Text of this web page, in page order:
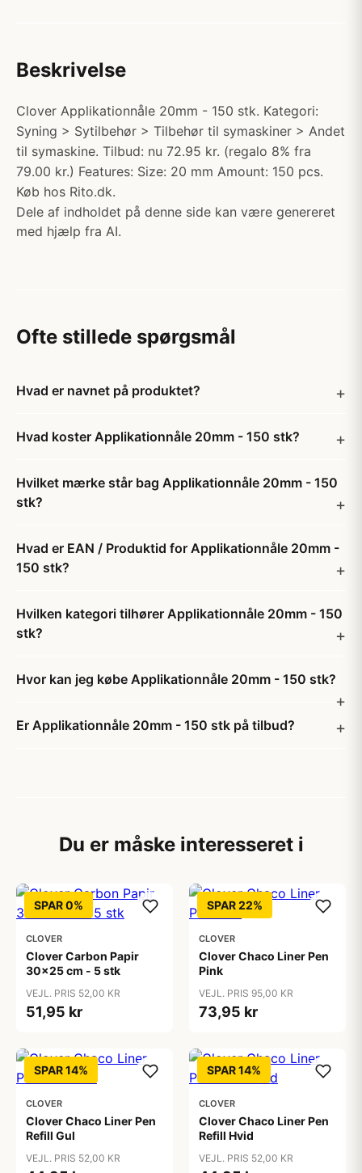
Beskrivelse
Clover Applikationnåle 20mm - 150 stk. Kategori:
Syning > Sytilbehør > Tilbehør til symaskiner > Andet
til symaskine. Tilbud: nu 72.95 kr. (regalo 8% fra
79.00 kr.) Features: Size: 20 mm Amount: 150 pcs.
Køb hos Rito.dk.
Dele af indholdet på denne side kan være genereret
med hjælp fra AI.
Ofte stillede spørgsmål
Hvad er navnet på produktet?
Hvad koster Applikationnåle 20mm - 150 stk?
Hvilket mærke står bag Applikationnåle 20mm - 150
stk?
Hvad er EAN / Produktid for Applikationnåle 20mm -
150 stk?
Hvilken kategori tilhører Applikationnåle 20mm - 150
stk?
Hvor kan jeg købe Applikationnåle 20mm - 150 stk?
Er Applikationnåle 20mm - 150 stk på tilbud?
Du er måske interesseret i
SPAR 0%
CLOVER
Clover Carbon Papir
30x25 cm - 5 stk
VEJL. PRIS 52,00 KR
51,95 kr
SPAR 22%
CLOVER
Clover Chaco Liner Pen
Pink
VEJL. PRIS 95,00 KR
73,95 kr
SPAR 14%
CLOVER
Clover Chaco Liner Pen
Refill Gul
VEJL. PRIS 52,00 KR
SPAR 14%
CLOVER
Clover Chaco Liner Pen
Refill Hvid
VEJL. PRIS 52,00 KR